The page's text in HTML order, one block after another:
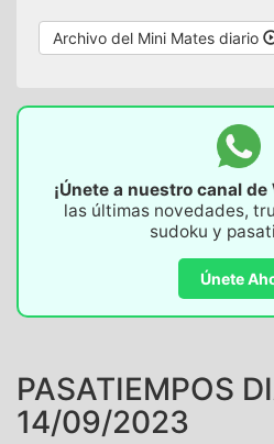
Archivo del Mini Mates diario
¡Únete a nuestro canal
las últimas novedades,
sudoku y
Únete
PASATIEMPOS
14/09/2023